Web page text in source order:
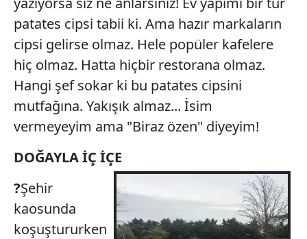
patates cipsi tabii ki. Ama hazır markaların
cipsi gelirse olmaz. Hele popüler kafelere
hiç olmaz. Hatta hiçbir restorana olmaz.
Hangi şef sokar ki bu patates cipsini
mutfağına. Yakışık almaz... İsim
vermeyeyim ama "Biraz özen" diyeyim!
DOĞAYLA İÇ İÇE
?Şehir
kaosunda
koşuştururken